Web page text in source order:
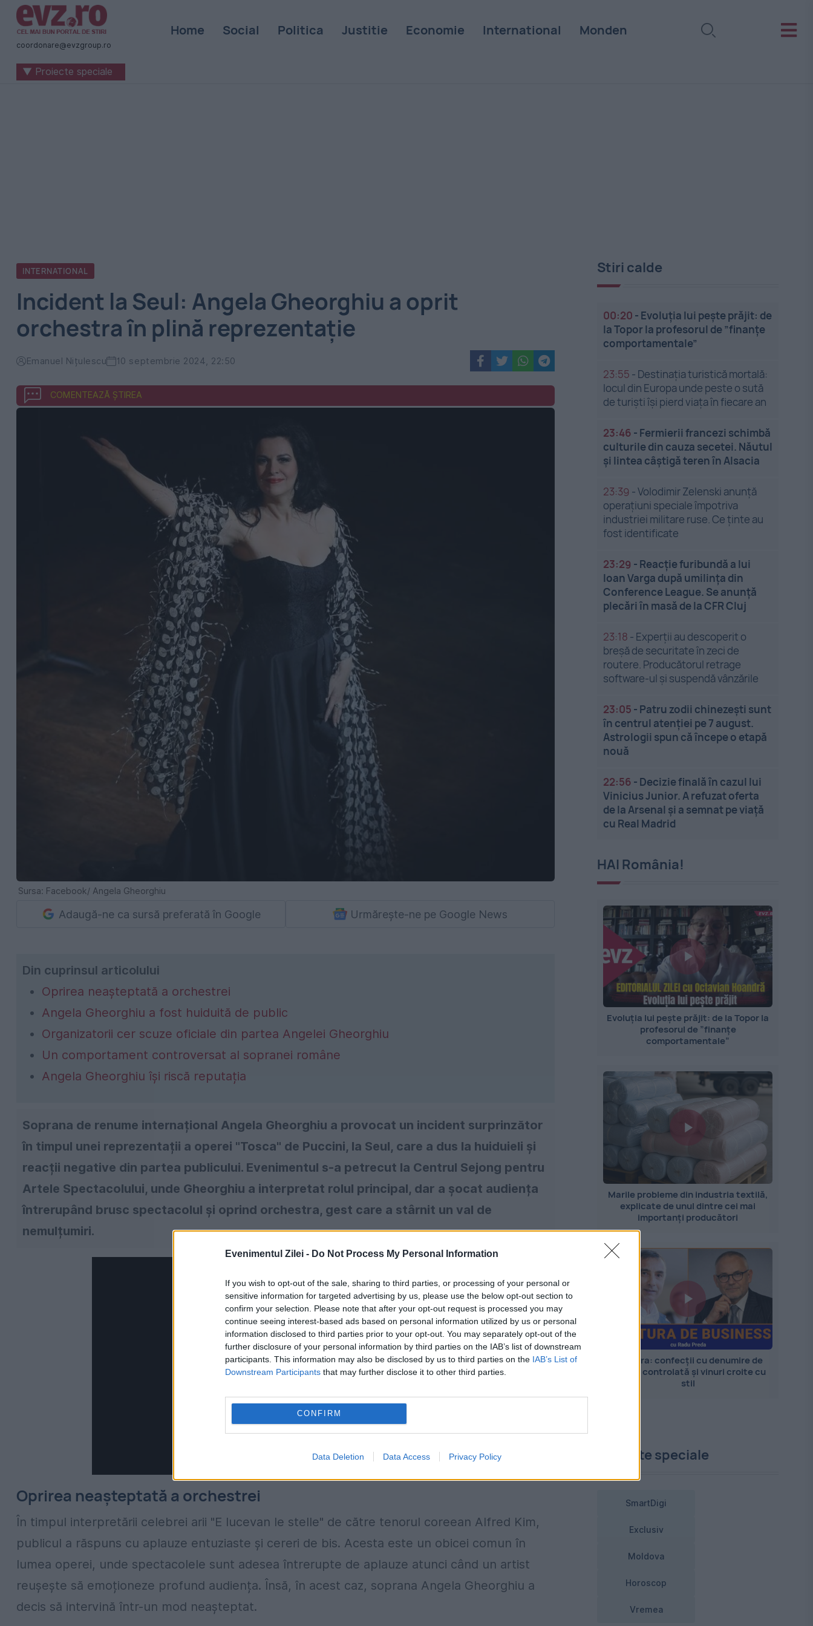
Evenimentul Zilei - Do Not Process My Personal Information
If you wish to opt-out of the sale, sharing to third parties, or processing of your personal or
sensitive information for targeted advertising by us, please use the below opt-out section to
confirm your selection. Please note that after your opt-out request is processed you may
continue seeing interest-based ads based on personal information utilized by us or personal
information disclosed to third parties prior to your opt-out. You may separately opt-out of the
further disclosure of your personal information by third parties on the IAB’s list of downstream
participants. This information may also be disclosed by us to third parties on the IAB’s List of
Downstream Participants that may further disclose it to other third parties.
CONFIRM
Data Deletion Data Access Privacy Policy
Știri
naționale
internaționale
coordonare@evzgroup.ro
Home Social Politica Justitie Economie International Monden
▼ Proiecte speciale
INTERNATIONAL
Incident la Seul: Angela Gheorghiu a oprit
orchestra în plină reprezentație
Emanuel Nițulescu 10 septembrie 2024, 22:50
COMENTEAZĂ ȘTIREA
Sursa: Facebook/ Angela Gheorghiu
Adaugă-ne ca sursă preferată în Google Urmărește-ne pe Google News
Din cuprinsul articolului
Oprirea neașteptată a orchestrei
Angela Gheorghiu a fost huiduită de public
Organizatorii cer scuze oficiale din partea Angelei Gheorghiu
Un comportament controversat al sopranei române
Angela Gheorghiu își riscă reputația
Soprana de renume internațional Angela Gheorghiu a provocat un incident surprinzător
în timpul unei reprezentații a operei "Tosca" de Puccini, la Seul, care a dus la huiduieli și
reacții negative din partea publicului. Evenimentul s-a petrecut la Centrul Sejong pentru
Artele Spectacolului, unde Gheorghiu a interpretat rolul principal, dar a șocat audiența
întrerupând brusc spectacolul și oprind orchestra, gest care a stârnit un val de
nemulțumiri.
Oprirea neașteptată a orchestrei
În timpul interpretării celebrei arii "E lucevan le stelle" de către tenorul coreean Alfred Kim,
publicul a răspuns cu aplauze entuziaste și cereri de bis. Acesta este un obicei comun în
lumea operei, unde spectacolele sunt adesea întrerupte de aplauze atunci când un artist
reușește să emoționeze profund audiența. Însă, în acest caz, soprana Angela Gheorghiu a
decis să intervină într-un mod neașteptat.
Stiri calde
00:20 - Evoluția lui pește prăjit: de
la Topor la profesorul de ”finanțe
comportamentale”
23:55 - Destinația turistică mortală:
locul din Europa unde peste o sută
de turiști își pierd viața în fiecare an
23:46 - Fermierii francezi schimbă
culturile din cauza secetei. Năutul
și lintea câștigă teren în Alsacia
23:39 -Volodimir Zelenski anunță
operațiuni speciale împotriva
industriei militare ruse. Ce ținte au
fost identificate
23:29 - Reacție furibundă a lui
Ioan Varga după umilința din
Conference League. Se anunță
plecări în masă de la CFR Cluj
23:18 - Experții au descoperit o
breșă de securitate în zeci de
routere. Producătorul retrage
software-ul și suspendă vânzările
23:05 - Patru zodii chinezești sunt
în centrul atenției pe 7 august.
Astrologii spun că începe o etapă
nouă
22:56 - Decizie finală în cazul lui
Vinicius Junior. A refuzat oferta
de la Arsenal și a semnat pe viață
cu Real Madrid
HAI România!
Evoluția lui pește prăjit: de la Topor la
profesorul de ”finanțe
comportamentale”
Marile probleme din industria textilă,
explicate de unul dintre cei mai
importanți producători
Pandora: confecții cu denumire de
origine controlată și vinuri croite cu
stil
Proiecte speciale
SmartDigi
Exclusiv
Moldova
Horoscop
Vremea